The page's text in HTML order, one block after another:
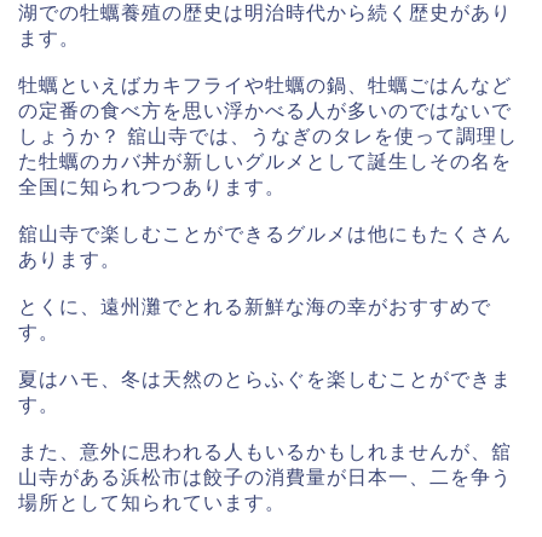
湖での牡蠣養殖の歴史は明治時代から続く歴史があり
ます。
牡蠣といえばカキフライや牡蠣の鍋、牡蠣ごはんなど
の定番の食べ方を思い浮かべる人が多いのではないで
しょうか？ 舘山寺では、うなぎのタレを使って調理し
た牡蠣のカバ丼が新しいグルメとして誕生しその名を
全国に知られつつあります。
舘山寺で楽しむことができるグルメは他にもたくさん
あります。
とくに、遠州灘でとれる新鮮な海の幸がおすすめで
す。
夏はハモ、冬は天然のとらふぐを楽しむことができま
す。
また、意外に思われる人もいるかもしれませんが、舘
山寺がある浜松市は餃子の消費量が日本一、二を争う
場所として知られています。